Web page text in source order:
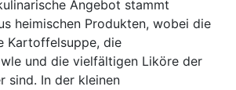
Angebot stammt
heimischen Produkten, wobei die
Kartoffelsuppe, die
und die vielfältigen Liköre der
sind. In der kleinen